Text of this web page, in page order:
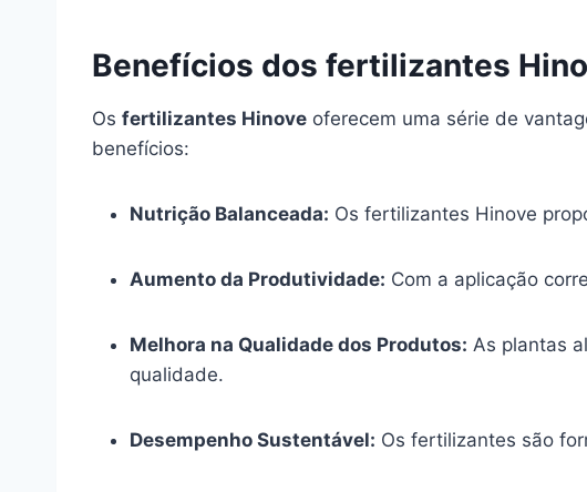
Benefícios dos fertilizantes
Os fertilizantes Hinove oferecem uma série de
benefícios:
Nutrição Balanceada: Os fertilizantes Hinove
Aumento da Produtividade: Com a aplicação
Melhora na Qualidade dos Produtos: As plantas
qualidade.
Desempenho Sustentável: Os fertilizantes são